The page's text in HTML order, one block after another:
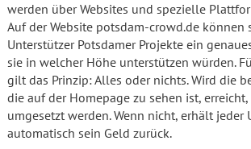
werden über Websites und spezielle
Auf der Website potsdam-crowd.de können
Unterstützer Potsdamer Projekte ein
sie in welcher Höhe unterstützen würden.
gilt das Prinzip: Alles oder nichts. Wird die
die auf der Homepage zu sehen ist,
umgesetzt werden. Wenn nicht, erhält jeder
automatisch sein Geld zurück.